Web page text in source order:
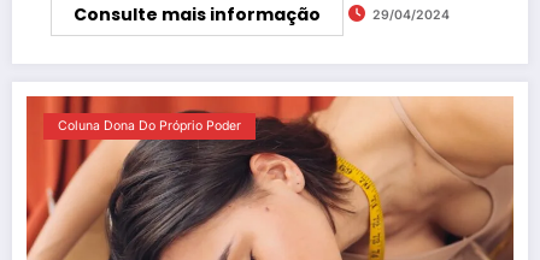
Consulte mais informação 29/04/2024
Coluna Dona Do Próprio Poder